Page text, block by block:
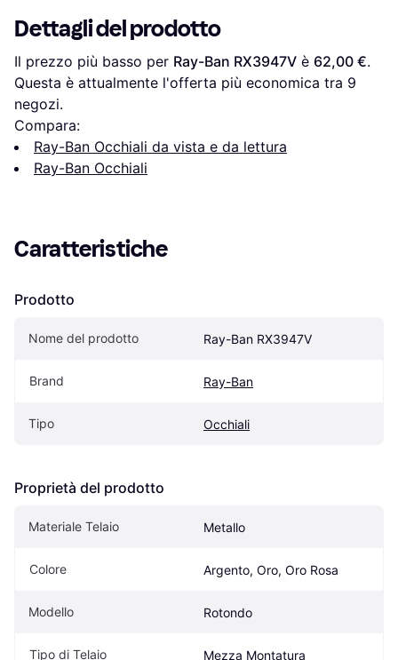
Dettagli del prodotto
Il prezzo più basso per Ray-Ban RX3947V è 62,00 €.
Questa è attualmente l'offerta più economica tra 9
negozi.
Compara:
Ray-Ban Occhiali da vista e da lettura
Ray-Ban Occhiali
Caratteristiche
Prodotto
Nome del prodotto Ray-Ban RX3947V
Brand Ray-Ban
Tipo Occhiali
Proprietà del prodotto
Materiale Telaio Metallo
Colore Argento, Oro, Oro Rosa
Modello Rotondo
Tipo di Telaio Mezza Montatura